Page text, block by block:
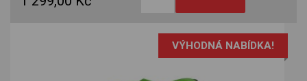
VÝHODNÁ NABÍDKA!